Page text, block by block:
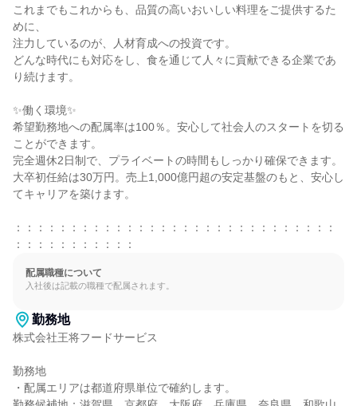
これまでもこれからも、品質の高いおいしい料理をご提供するた
めに、
注力しているのが、人材育成への投資です。
どんな時代にも対応をし、食を通じて人々に貢献できる企業であ
り続けます。
✨働く環境✨
希望勤務地への配属率は100％。安心して社会人のスタートを切る
ことができます。
完全週休2日制で、プライベートの時間もしっかり確保できます。
大卒初任給は30万円。売上1,000億円超の安定基盤のもと、安心し
てキャリアを築けます。
：：：：：：：：：：：：：：：：：：：：：：：：：：：：：
：：：：：：：：：：：
配属職種について
入社後は記載の職種で配属されます。
勤務地
株式会社王将フードサービス
勤務地
・配属エリアは都道府県単位で確約します。